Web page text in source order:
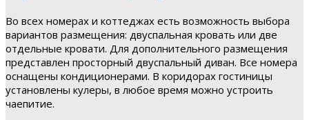
Во всех номерах и коттеджах есть возможность выбора
вариантов размещения: двуспальная кровать или две
отдельные кровати. Для дополнительного размещения
представлен просторный двуспальный диван. Все номера
оснащены кондиционерами. В коридорах гостиницы
установлены кулеры, в любое время можно устроить
чаепитие.